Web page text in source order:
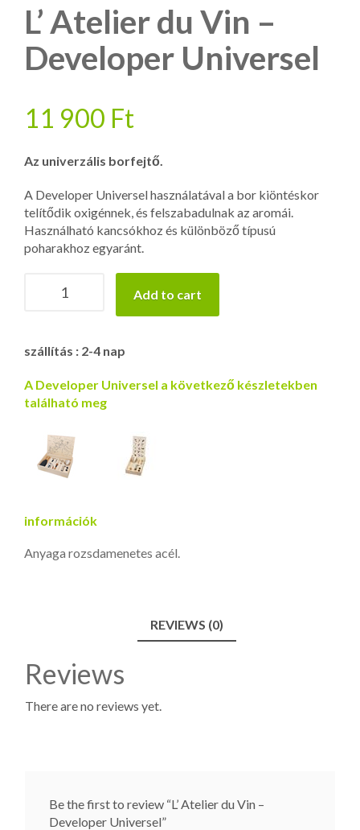
L’ Atelier du Vin –
Developer Universel
11 900 Ft
Az univerzális borfejtő.
A Developer Universel használatával a bor kiöntéskor
telítődik oxigénnek, és felszabadulnak az aromái.
Használható kancsókhoz és különböző típusú
poharakhoz egyaránt.
Atelier
-
Universel
quantity
Add to cart
szállítás : 2-4 nap
A Developer Universel a következő készletekben
található meg
információk
Anyaga rozsdamenetes acél.
REVIEWS (0)
Reviews
There are no reviews yet.
Be the first to review “L’ Atelier du Vin –
Developer Universel”